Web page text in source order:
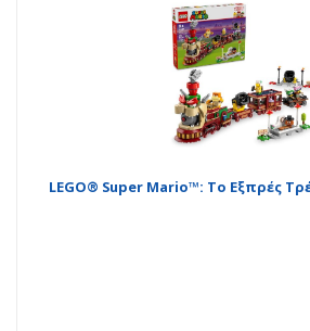
LEGO® Super Mario™: Το Εξπρές